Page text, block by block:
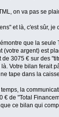
on va pas se
et là, c'est sûr,
que la seule
argent) est
3075 € sur des
Votre bilan ferait
tape dans la
la
de "Total
ce bilan qui